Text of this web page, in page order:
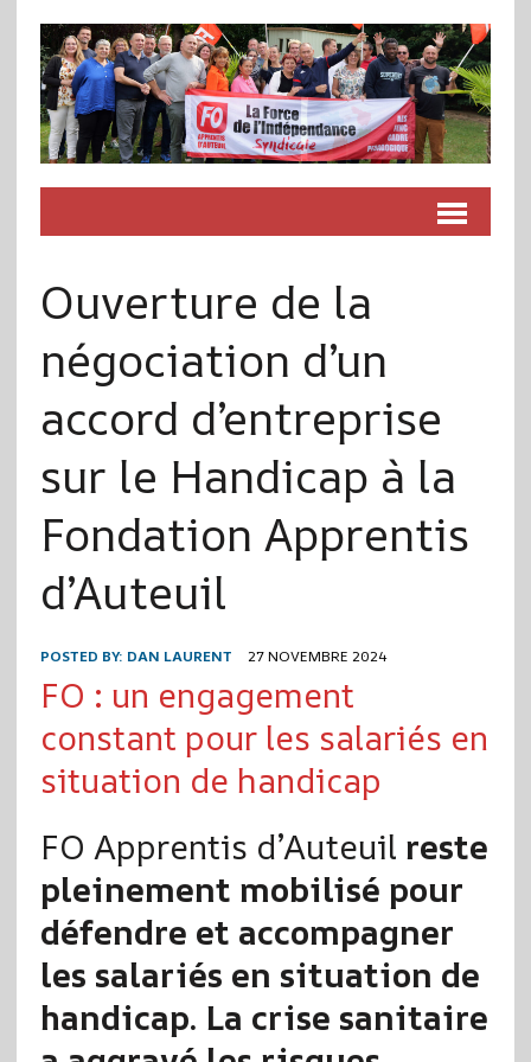
Ouverture de la
négociation d’un
accord d’entreprise
sur le Handicap à la
Fondation Apprentis
d’Auteuil
POSTED BY: DAN LAURENT 27 NOVEMBRE 2024
FO : un engagement
constant pour les salariés en
situation de handicap
FO Apprentis d’Auteuil reste
pleinement mobilisé pour
défendre et accompagner
les salariés en situation de
handicap. La crise sanitaire